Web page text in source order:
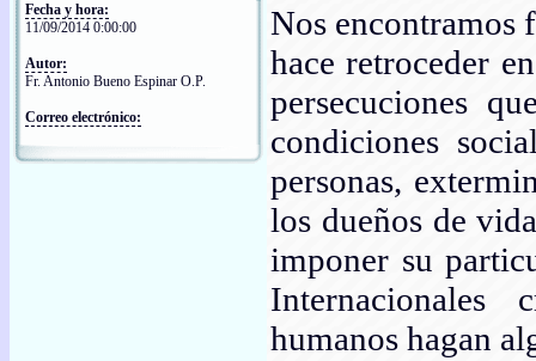
Fecha y hora:
11/09/2014 0:00:00
Autor:
Fr. Antonio Bueno Espinar O.P.
Correo electrónico:
Nos encontramos
hace retroceder
persecuciones
condiciones
personas,
los dueños de
imponer su
Internacionales
humanos hagan